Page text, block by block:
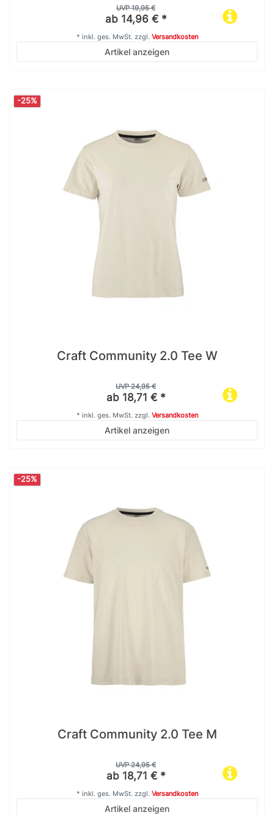
UVP 19,95 €
ab 14,96 € *
Artikel anzeigen
* inkl. ges. MwSt.zzgl. Versandkosten
-25%
Craft Community 2.0 Tee W
UVP 24,95 €
ab 18,71 € *
Artikel anzeigen
* inkl. ges. MwSt.zzgl. Versandkosten
-25%
Craft Community 2.0 Tee M
UVP 24,95 €
ab 18,71 € *
Artikel anzeigen
* inkl. ges. MwSt.zzgl. Versandkosten